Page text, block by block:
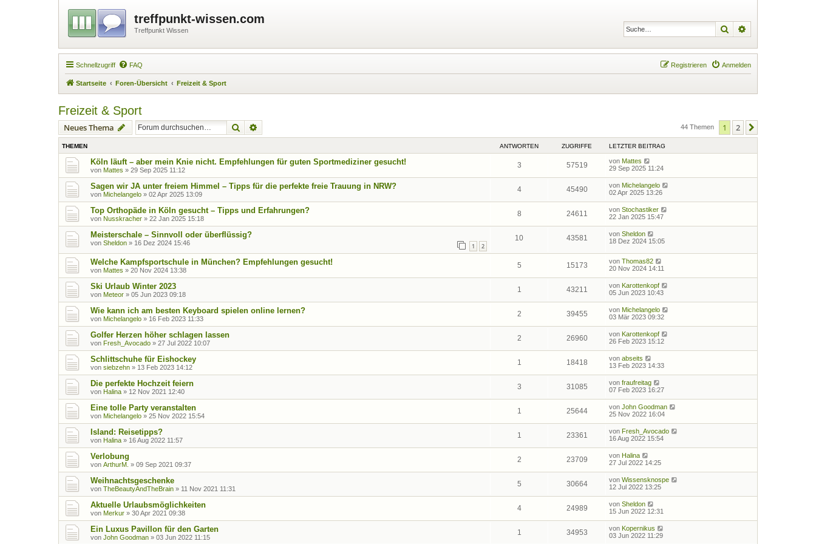
treffpunkt-wissen.com
Treffpunkt Wissen Suche
Schnellzugriff FAQ Anmelden
Registrieren
Startseite Foren-Übersicht Freizeit & Sport
Freizeit & Sport
Neues Thema Suche 44 Themen 1 2
THEMEN ANTWORTEN ZUGRIFFE LETZTER BEITRAG
Köln läuft – aber mein Knie nicht. Empfehlungen für guten Sportmediziner gesucht!
von Mattes » 29 Sep 2025 11:12
3 57519 von Mattes
29 Sep 2025 11:24
Sagen wir JA unter freiem Himmel – Tipps für die perfekte freie Trauung in NRW?
von Michelangelo » 02 Apr 2025 13:09
4 45490 von Michelangelo
02 Apr 2025 13:26
Top Orthopäde in Köln gesucht – Tipps und Erfahrungen?
von Nusskracher » 22 Jan 2025 15:18
8 24611 von Stochastiker
22 Jan 2025 15:47
Meisterschale – Sinnvoll oder überflüssig?
von Sheldon » 16 Dez 2024 15:46 1 2
10 43581 von Sheldon
18 Dez 2024 15:05
Welche Kampfsportschule in München? Empfehlungen gesucht!
von Mattes » 20 Nov 2024 13:38
5 15173 von Thomas82
20 Nov 2024 14:11
Ski Urlaub Winter 2023
von Meteor » 05 Jun 2023 09:18
1 43211 von Karottenkopf
05 Jun 2023 10:43
Wie kann ich am besten Keyboard spielen online lernen?
von Michelangelo » 16 Feb 2023 11:33
2 39455 von Michelangelo
03 Mär 2023 09:32
Golfer Herzen höher schlagen lassen
von Fresh_Avocado » 27 Jul 2022 10:07
2 26960 von Karottenkopf
26 Feb 2023 15:12
Schlittschuhe für Eishockey
von siebzehn » 13 Feb 2023 14:12
1 18418 von abseits
13 Feb 2023 14:33
Die perfekte Hochzeit feiern
von Halina » 12 Nov 2021 12:40
3 31085 von fraufreitag
07 Feb 2023 16:27
Eine tolle Party veranstalten
von Michelangelo » 25 Nov 2022 15:54
1 25644 von John Goodman
25 Nov 2022 16:04
Island: Reisetipps?
von Halina » 16 Aug 2022 11:57
1 23361 von Fresh_Avocado
16 Aug 2022 15:54
Verlobung
von ArthurM. » 09 Sep 2021 09:37
2 23709 von Halina
27 Jul 2022 14:25
Weihnachtsgeschenke
von TheBeautyAndTheBrain » 11 Nov 2021 11:31
5 30664 von Wissensknospe
12 Jul 2022 13:25
Aktuelle Urlaubsmöglichkeiten
von Merkur » 30 Apr 2021 09:38
4 24989 von Sheldon
15 Jun 2022 12:31
Ein Luxus Pavillon für den Garten
von John Goodman » 03 Jun 2022 11:15
1 34953 von Kopernikus
03 Jun 2022 11:29